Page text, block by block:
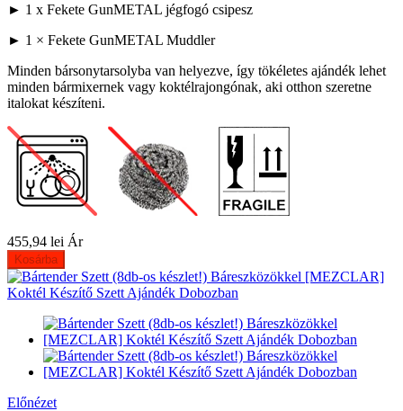
► 1 x Fekete GunMETAL jégfogó csipesz
► 1 × Fekete GunMETAL Muddler
Minden bársonytarsolyba van helyezve, így tökéletes ajándék lehet
minden bármixernek vagy koktélrajongónak, aki otthon szeretne
italokat készíteni.
455,94 lei Ár
Kosárba
Előnézet